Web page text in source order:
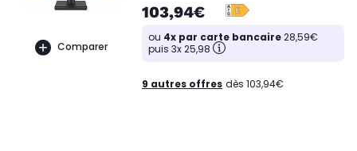
Comparer
103,94€
ou 4x par carte bancaire28,59€
puis 3x 25,98
9 autres offres dès 103,94€